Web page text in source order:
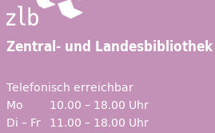
Zentral- und
Telefonisch erreichbar
Mo
10.00 – 18.00 Uhr
Di – Fr 11.00 – 18.00 Uhr